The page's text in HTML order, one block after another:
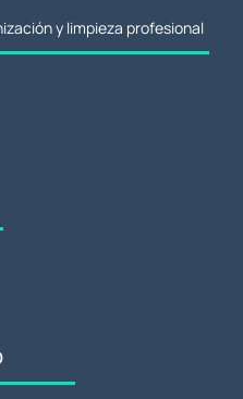
y limpieza profesional